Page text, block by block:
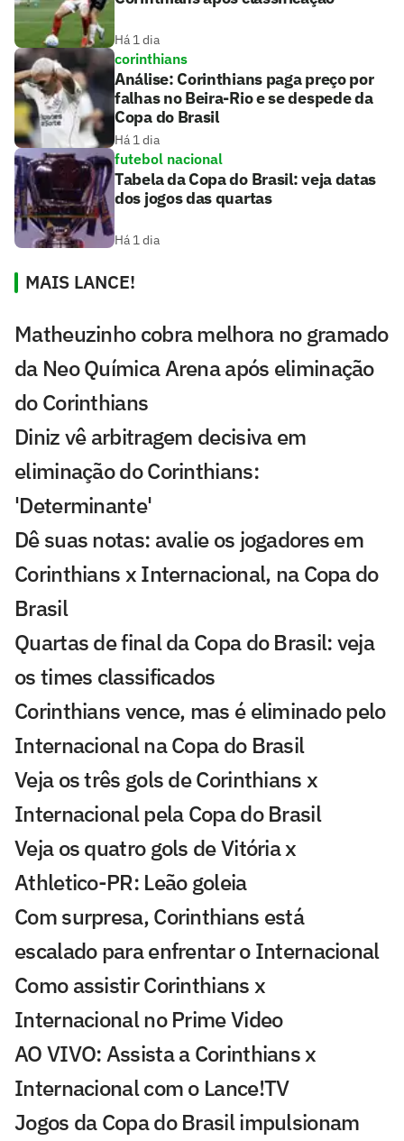
Há 1 dia
corinthians
Análise: Corinthians paga preço por
falhas no Beira-Rio e se despede da
Copa do Brasil
Há 1 dia
futebol nacional
Tabela da Copa do Brasil: veja datas
dos jogos das quartas
Há 1 dia
MAIS LANCE!
Matheuzinho cobra melhora no gramado
da Neo Química Arena após eliminação
do Corinthians
Diniz vê arbitragem decisiva em
eliminação do Corinthians:
'Determinante'
Dê suas notas: avalie os jogadores em
Corinthians x Internacional, na Copa do
Brasil
Quartas de final da Copa do Brasil: veja
os times classificados
Corinthians vence, mas é eliminado pelo
Internacional na Copa do Brasil
Veja os três gols de Corinthians x
Internacional pela Copa do Brasil
Veja os quatro gols de Vitória x
Athletico-PR: Leão goleia
Com surpresa, Corinthians está
escalado para enfrentar o Internacional
Como assistir Corinthians x
Internacional no Prime Video
AO VIVO: Assista a Corinthians x
Internacional com o Lance!TV
Jogos da Copa do Brasil impulsionam